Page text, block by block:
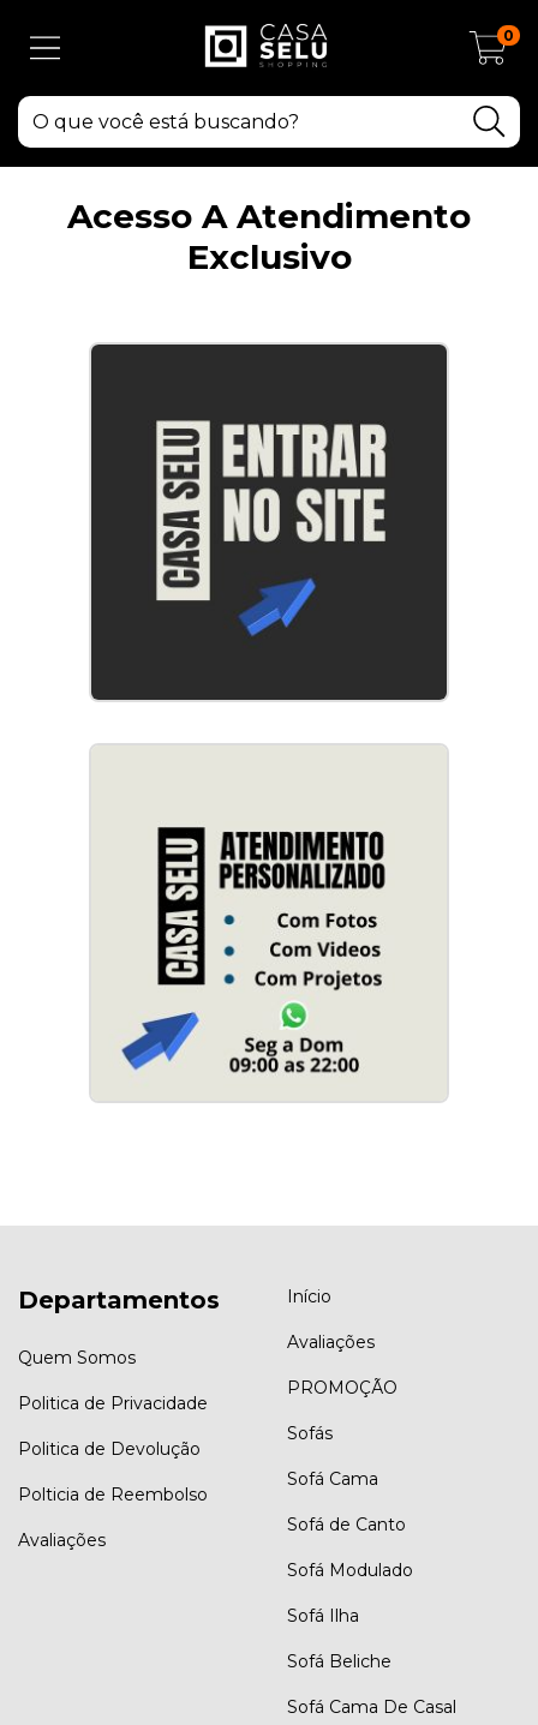
0
Acesso A Atendimento
Exclusivo
Departamentos
Quem Somos
Politica de Privacidade
Politica de Devolução
Polticia de Reembolso
Avaliações
Início
Avaliações
PROMOÇÃO
Sofás
Sofá Cama
Sofá de Canto
Sofá Modulado
Sofá Ilha
Sofá Beliche
Sofá Cama De Casal